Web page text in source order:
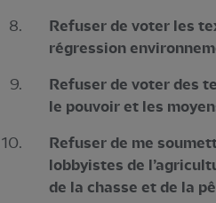
Refuser de voter les
régression
Refuser de voter des
le pouvoir et les
Refuser de me
lobbyistes de
de la chasse et de la